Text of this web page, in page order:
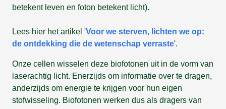
betekent leven en foton betekent licht).
Lees hier het artikel 'Voor we sterven, lichten we op:
de ontdekking die de wetenschap verraste'.
Onze cellen wisselen deze biofotonen uit in de vorm van
laserachtig licht. Enerzijds om informatie over te dragen,
anderzijds om energie te krijgen voor hun eigen
stofwisseling. Biofotonen werken dus als dragers van